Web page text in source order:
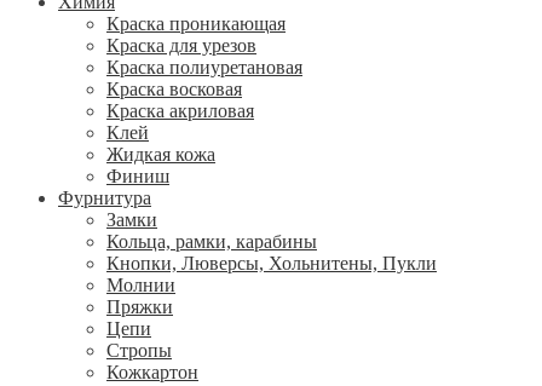
Краска проникающая
Краска для урезов
Краска полиуретановая
Краска восковая
Краска акриловая
Клей
Жидкая кожа
Финиш
Фурнитура
Замки
Кольца, рамки, карабины
Кнопки, Люверсы, Хольнитены, Пукли
Молнии
Пряжки
Цепи
Стропы
Кожкартон